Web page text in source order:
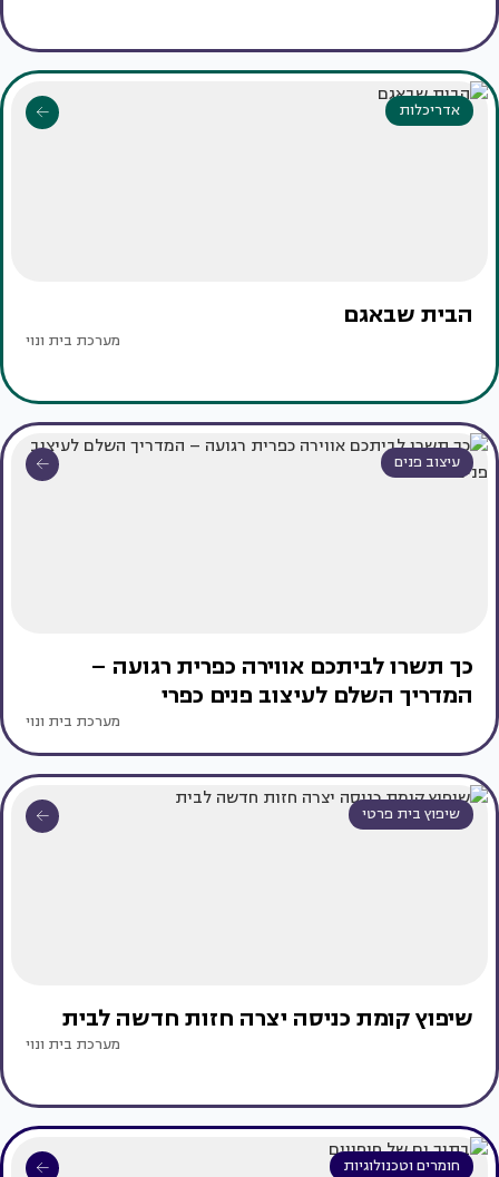
אדריכלות
הבית שבאגם
מערכת בית ונוי
עיצוב פנים
כך תשרו לביתכם אווירה כפרית רגועה –
המדריך השלם לעיצוב פנים כפרי
מערכת בית ונוי
שיפוץ בית פרטי
שיפוץ קומת כניסה יצרה חזות חדשה לבית
מערכת בית ונוי
חומרים וטכנולוגיות